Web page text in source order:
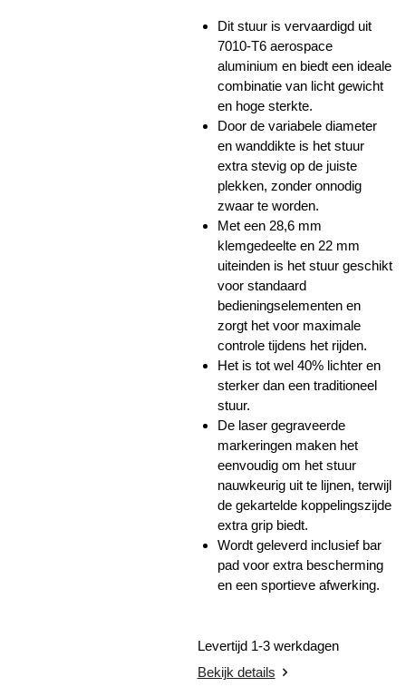
Dit stuur is vervaardigd uit
7010-T6 aerospace
aluminium en biedt een ideale
combinatie van licht gewicht
en hoge sterkte.
Door de variabele diameter
en wanddikte is het stuur
extra stevig op de juiste
plekken, zonder onnodig
zwaar te worden.
Met een 28,6 mm
klemgedeelte en 22 mm
uiteinden is het stuur geschikt
voor standaard
bedieningselementen en
zorgt het voor maximale
controle tijdens het rijden.
Het is tot wel 40% lichter en
sterker dan een traditioneel
stuur.
De laser gegraveerde
markeringen maken het
eenvoudig om het stuur
nauwkeurig uit te lijnen, terwijl
de gekartelde koppelingszijde
extra grip biedt.
Wordt geleverd inclusief bar
pad voor extra bescherming
en een sportieve afwerking.
Levertijd 1-3 werkdagen
Bekijk details